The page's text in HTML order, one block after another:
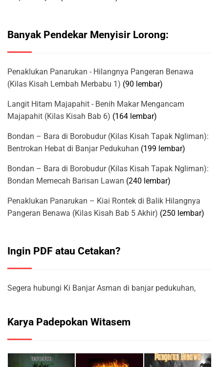
Banyak Pendekar Menyisir Lorong:
Penaklukan Panarukan - Hilangnya Pangeran Benawa
(Kilas Kisah Lembah Merbabu 1) (90 lembar)
Langit Hitam Majapahit - Benih Makar Mengancam
Majapahit (Kilas Kisah Bab 6) (164 lembar)
Bondan – Bara di Borobudur (Kilas Kisah Tapak Ngliman):
Bentrokan Hebat di Banjar Pedukuhan (199 lembar)
Bondan – Bara di Borobudur (Kilas Kisah Tapak Ngliman):
Bondan Memecah Barisan Lawan (240 lembar)
Penaklukan Panarukan – Kiai Rontek di Balik Hilangnya
Pangeran Benawa (Kilas Kisah Bab 5 Akhir) (250 lembar)
Ingin PDF atau Cetakan?
Segera hubungi Ki Banjar Asman di banjar pedukuhan,
Karya Padepokan Witasem